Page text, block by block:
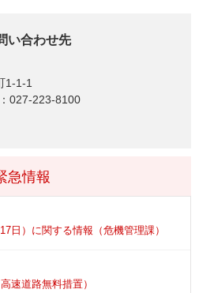
い合わせ先
1-1-1
027-223-8100
急情報
日）に関する情報（危機管理課）
速道路無料措置）